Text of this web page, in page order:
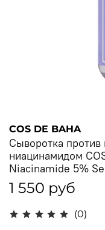
(0)
COS DE BAHA
Сыворотка
ниацинамидом
Niacinamide 5%
1 550 руб